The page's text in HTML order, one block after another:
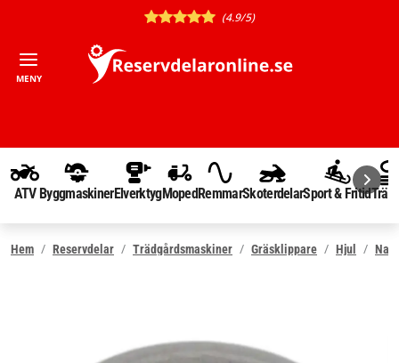
(4.9/5)
MENY
ATV ByggmaskinerElverktygMopedRemmarSkoterdelarSport & Fritid
Hem Reservdelar Trädgårdsmaskiner Gräsklippare Hjul